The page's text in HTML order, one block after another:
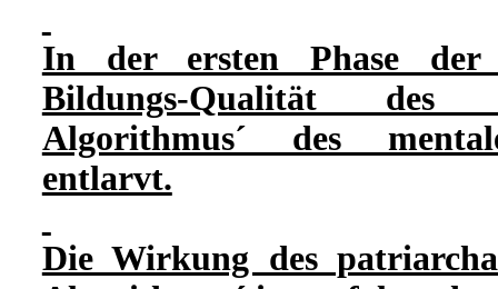
In der ersten Phase
Bildungs-Qualität des
Algorithmus´ des
entlarvt.
Die Wirkung des